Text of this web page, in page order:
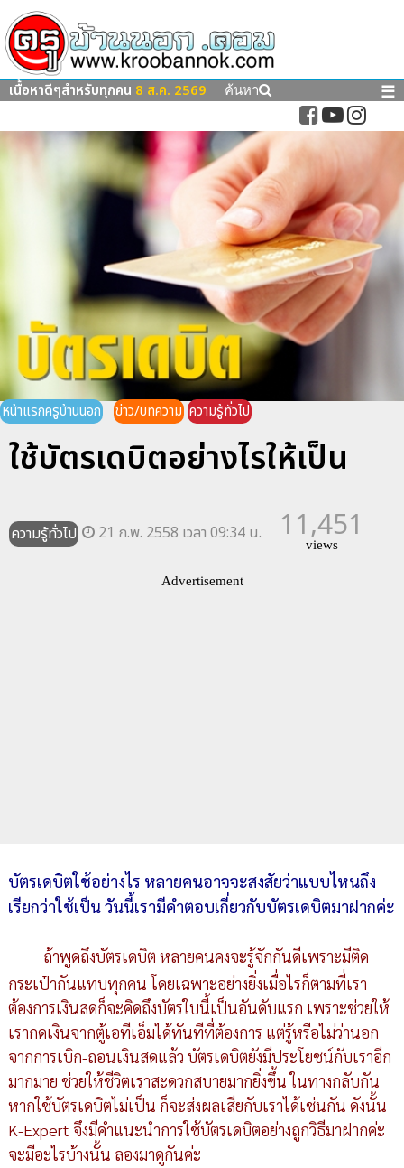
เนื้อหาดีๆสำหรับทุกคน 8 ส.ค. 2569 ค้นหา ☰
หน้าแรกครูบ้านนอก ข่าว/บทความ ความรู้ทั่วไป
ใช้บัตรเดบิตอย่างไรให้เป็น
ความรู้ทั่วไป 21 ก.พ. 2558 เวลา 09:34 น. 11,451
views
Advertisement
บัตรเดบิตใช้อย่างไร หลายคนอาจจะสงสัยว่าแบบไหนถึง
เรียกว่าใช้เป็น วันนี้เรามีคำตอบเกี่ยวกับบัตรเดบิตมาฝากค่ะ
ถ้าพูดถึงบัตรเดบิต หลายคนคงจะรู้จักกันดีเพราะมีติด
กระเป๋ากันแทบทุกคน โดยเฉพาะอย่างยิ่งเมื่อไรก็ตามที่เรา
ต้องการเงินสดก็จะคิดถึงบัตรใบนี้เป็นอันดับแรก เพราะช่วยให้
เรากดเงินจากตู้เอทีเอ็มได้ทันทีที่ต้องการ แต่รู้หรือไม่ว่านอก
จากการเบิก-ถอนเงินสดแล้ว บัตรเดบิตยังมีประโยชน์กับเราอีก
มากมาย ช่วยให้ชีวิตเราสะดวกสบายมากยิ่งขึ้น ในทางกลับกัน
หากใช้บัตรเดบิตไม่เป็น ก็จะส่งผลเสียกับเราได้เช่นกัน ดังนั้น
K-Expert จึงมีคำแนะนำการใช้บัตรเดบิตอย่างถูกวิธีมาฝากค่ะ
จะมีอะไรบ้างนั้น ลองมาดูกันค่ะ